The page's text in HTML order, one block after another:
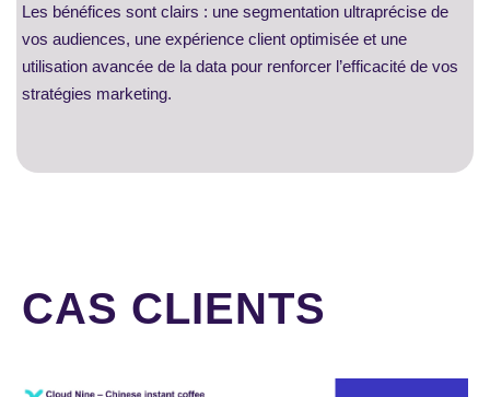
Les bénéfices sont clairs : une segmentation ultraprécise de
vos audiences, une expérience client optimisée et une
utilisation avancée de la data pour renforcer l’efficacité de vos
stratégies marketing.
CAS CLIENTS